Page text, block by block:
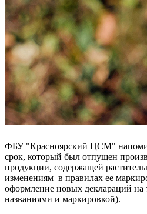
ФБУ "Красноярский ЦСМ"
срок, который был отпущен
продукции, содержащей
изменениям в правилах ее
оформление новых деклараций
названиями и маркировкой).